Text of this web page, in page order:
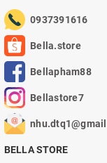
0937391616
Bella.store
Bellapham88
Bellastore7
BELLA STORE